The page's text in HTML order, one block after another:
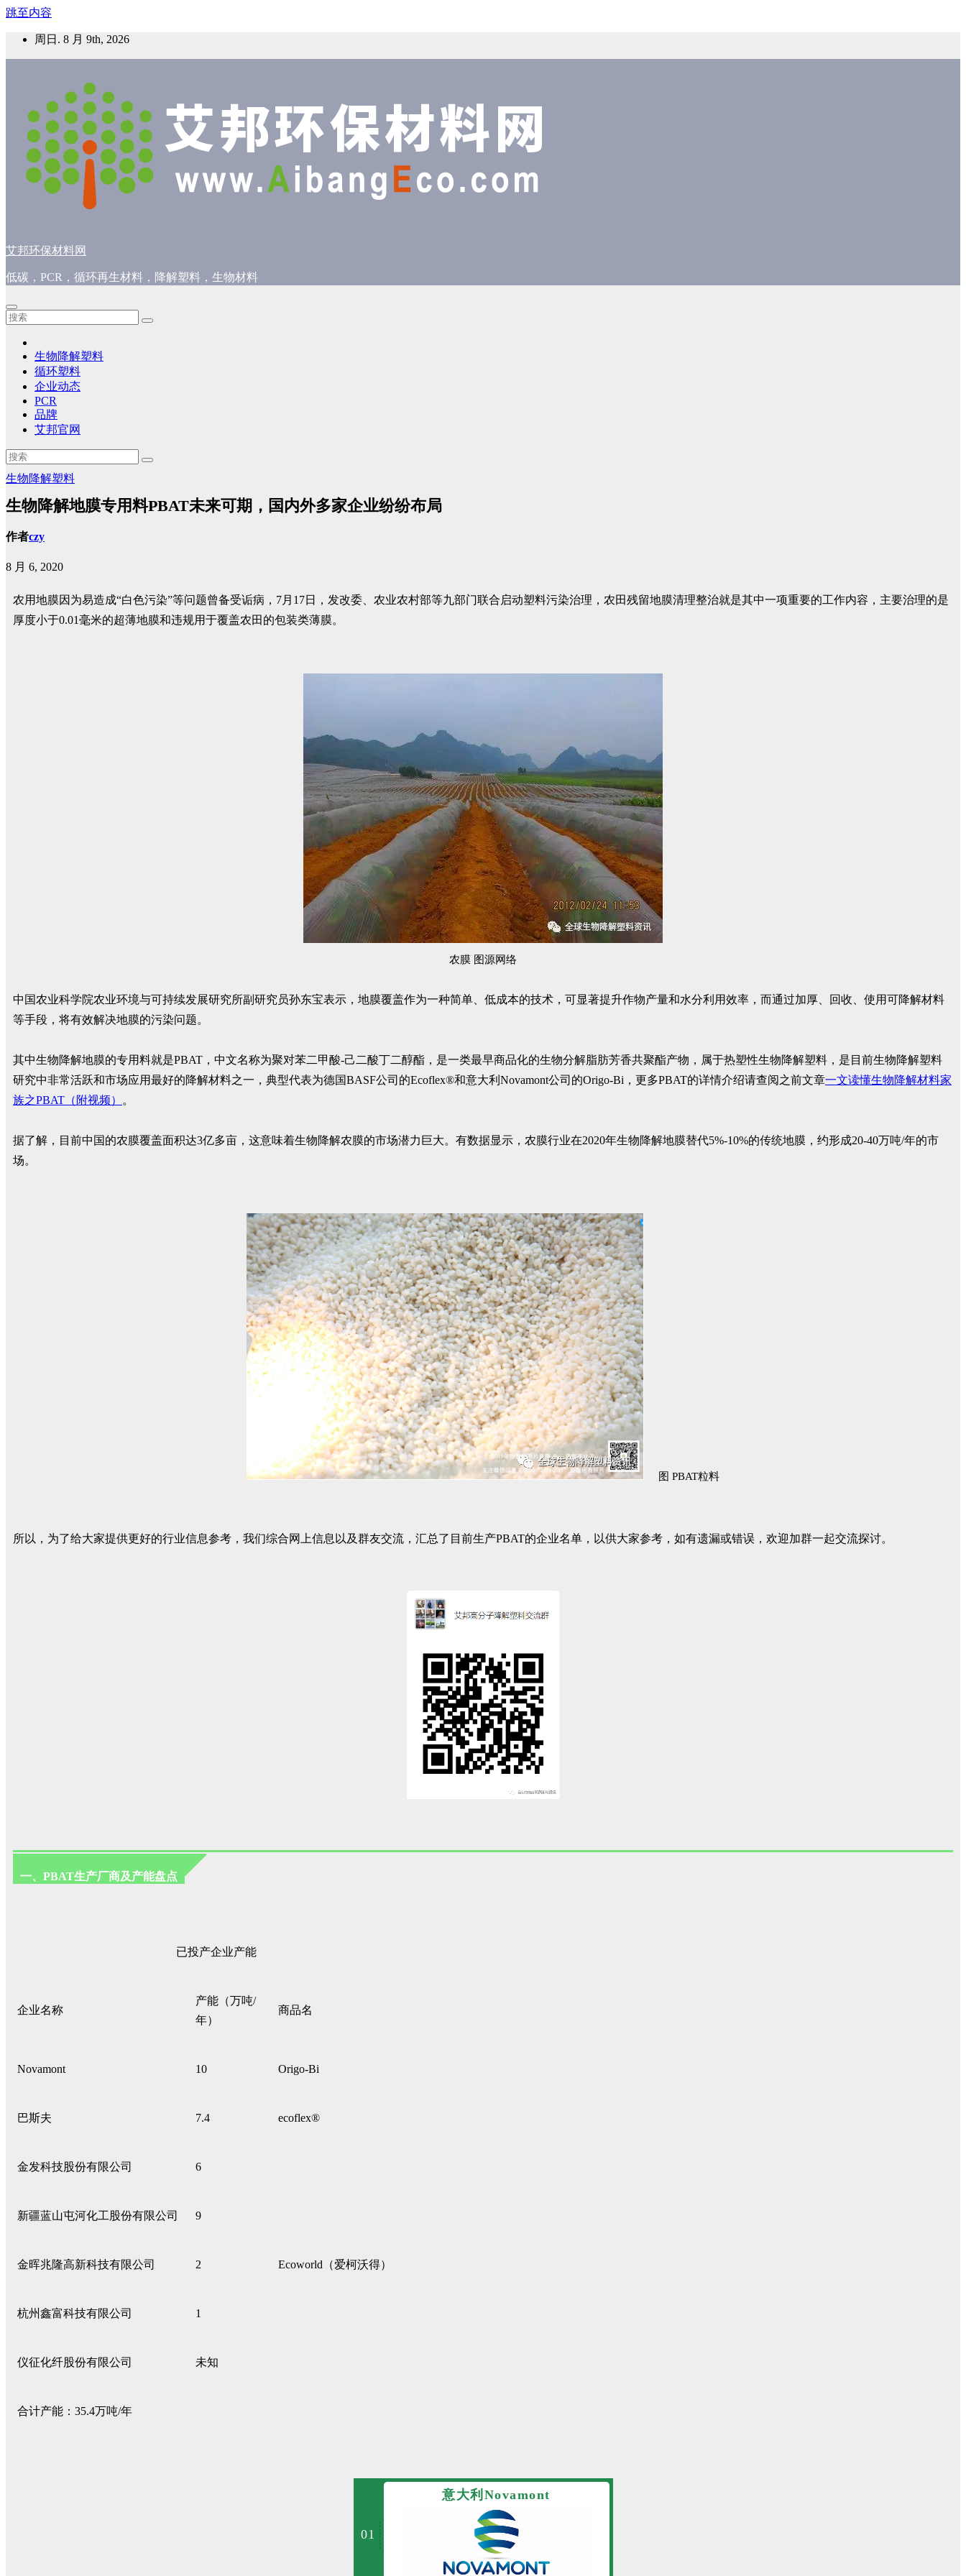
跳至内容
周日. 8 月 9th, 2026
艾邦环保材料网
低碳，PCR，循环再生材料，降解塑料，生物材料
生物降解塑料
循环塑料
企业动态
PCR
品牌
艾邦官网
生物降解塑料
生物降解地膜专用料PBAT未来可期，国内外多家企业纷纷布局
作者czy
8 月 6, 2020
农用地膜因为易造成“白色污染”等问题曾备受诟病，7月17日，发改委、农业农村部等九部门联合启动塑料污染治理，农田残留地膜清理整治就是其中一项重要的工作内容，主要治理的是
厚度小于0.01毫米的超薄地膜和违规用于覆盖农田的包装类薄膜。
农膜 图源网络
中国农业科学院农业环境与可持续发展研究所副研究员孙东宝表示，地膜覆盖作为一种简单、低成本的技术，可显著提升作物产量和水分利用效率，而通过加厚、回收、使用可降解材料
等手段，将有效解决地膜的污染问题。
其中生物降解地膜的专用料就是PBAT，中文名称为聚对苯二甲酸-己二酸丁二醇酯，是一类最早商品化的生物分解脂肪芳香共聚酯产物，属于热塑性生物降解塑料，是目前生物降解塑料
研究中非常活跃和市场应用最好的降解材料之一，典型代表为德国BASF公司的Ecoflex®和意大利Novamont公司的Origo-Bi，更多PBAT的详情介绍请查阅之前文章一文读懂生物降解材料家
族之PBAT（附视频）
。
据了解，目前中国的农膜覆盖面积达3亿多亩，这意味着生物降解农膜的市场潜力巨大。有数据显示，农膜行业在2020年生物降解地膜替代5%-10%的传统地膜，约形成20-40万吨/年的市
场。
图 PBAT粒料
所以，为了给大家提供更好的行业信息参考，我们综合网上信息以及群友交流，汇总了目前生产PBAT的企业名单，以供大家参考，如有遗漏或错误，欢迎加群一起交流探讨。
一、PBAT生产厂商及产能盘点
已投产企业产能
企业名称
产能（万吨/
年）
商品名
Novamont 10 Origo-Bi
巴斯夫 7.4 ecoflex®
金发科技股份有限公司 6
新疆蓝山屯河化工股份有限公司 9
金晖兆隆高新科技有限公司 2 Ecoworld（爱柯沃得）
杭州鑫富科技有限公司 1
仪征化纤股份有限公司 未知
合计产能：35.4万吨/年
01
意大利Novamont